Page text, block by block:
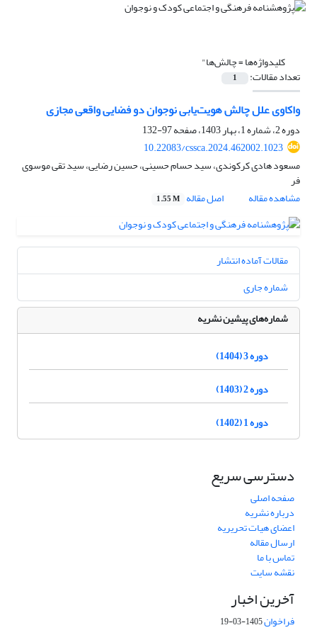
کلیدواژه‌ها =چالش‌ها"
تعداد مقالات: 1
واکاوی علل چالش هویت‌یابی نوجوان دو فضایی واقعی مجازی
دوره 2، شماره 1، بهار 1403، صفحه
97-132
10.22083/cssca.2024.462002.1023
مسعود هادی کرکوندی، سید حسام حسینی، حسین رضایی، سید تقی موسوی
فر
مشاهده مقاله
اصل مقاله 1.55 M
مقالات آماده انتشار
شماره جاری
شماره‌های پیشین نشریه
دوره 3 (1404)
دوره 2 (1403)
دوره 1 (1402)
دسترسی سریع
صفحه اصلی
درباره نشریه
اعضای هیات تحریریه
ارسال مقاله
تماس با ما
نقشه سایت
آخرین اخبار
فراخوان1405-03-19